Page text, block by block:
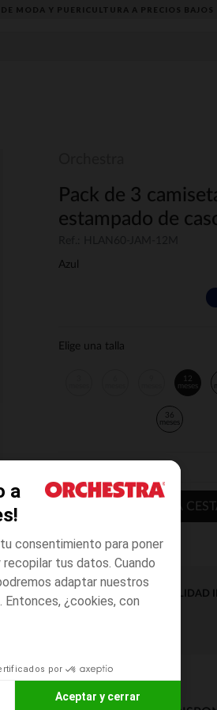
a
consentimiento para poner
tus datos. Cuando
adaptar nuestros
¿cookies, con
por
Aceptar y cerrar
MODA Y PUERICULTURA A PRECIOS BAJOS
Pack de 3
estampado de
Azul
Elige una talla
12
meses
36
meses
AÑADIR A LA
DISPONIBILIDAD